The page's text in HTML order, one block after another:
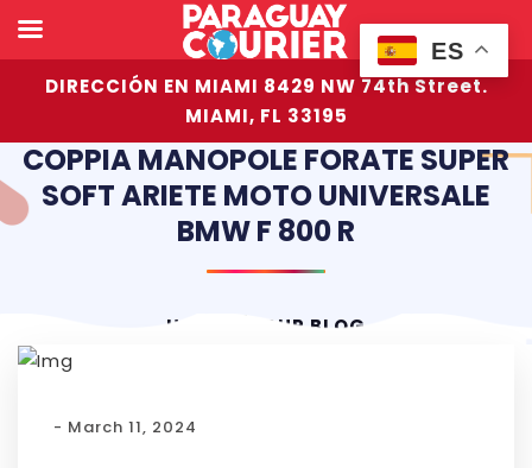
DIRECCIÓN EN MIAMI 8429 NW 74th Street.
MIAMI, FL 33195
COPPIA MANOPOLE FORATE SUPER
SOFT ARIETE MOTO UNIVERSALE
BMW F 800 R
HOME OUR BLOG
- March 11, 2024
ES